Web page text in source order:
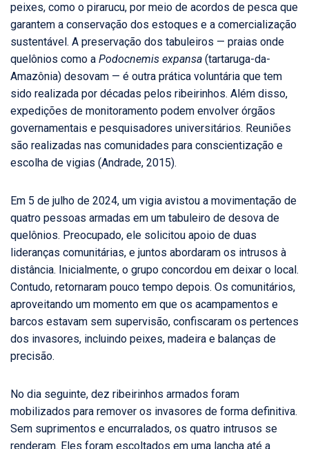
peixes, como o pirarucu, por meio de acordos de pesca que
garantem a conservação dos estoques e a comercialização
sustentável. A preservação dos tabuleiros — praias onde
quelônios como a Podocnemis expansa (tartaruga-da-
Amazônia) desovam — é outra prática voluntária que tem
sido realizada por décadas pelos ribeirinhos. Além disso,
expedições de monitoramento podem envolver órgãos
governamentais e pesquisadores universitários. Reuniões
são realizadas nas comunidades para conscientização e
escolha de vigias (Andrade, 2015).
Em 5 de julho de 2024, um vigia avistou a movimentação de
quatro pessoas armadas em um tabuleiro de desova de
quelônios. Preocupado, ele solicitou apoio de duas
lideranças comunitárias, e juntos abordaram os intrusos à
distância. Inicialmente, o grupo concordou em deixar o local.
Contudo, retornaram pouco tempo depois. Os comunitários,
aproveitando um momento em que os acampamentos e
barcos estavam sem supervisão, confiscaram os pertences
dos invasores, incluindo peixes, madeira e balanças de
precisão.
No dia seguinte, dez ribeirinhos armados foram
mobilizados para remover os invasores de forma definitiva.
Sem suprimentos e encurralados, os quatro intrusos se
renderam. Eles foram escoltados em uma lancha até a